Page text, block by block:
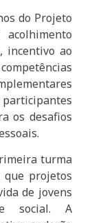
do Projeto
incentivo ao
os desafios
turma
projetos
de jovens
social. A